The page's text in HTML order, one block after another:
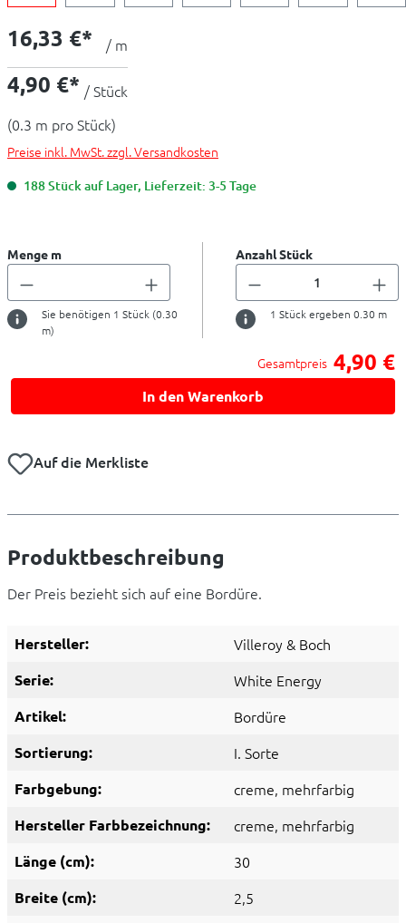
16,33 €* / m
4,90 €* / Stück
(0.3 m pro Stück)
Preise inkl. MwSt. zzgl. Versandkosten
188 Stück auf Lager, Lieferzeit: 3-5 Tage
Menge m
Sie benötigen 1 Stück (0.30
m)
Anzahl Stück
1 Stück ergeben 0.30 m
Gesamtpreis 4,90 €
In den Warenkorb
Auf die Merkliste
Produktbeschreibung
Der Preis bezieht sich auf eine Bordüre.
Hersteller: Villeroy & Boch
Serie: White Energy
Artikel: Bordüre
Sortierung: I. Sorte
Farbgebung: creme, mehrfarbig
Hersteller Farbbezeichnung: creme, mehrfarbig
Länge (cm): 30
Breite (cm): 2,5